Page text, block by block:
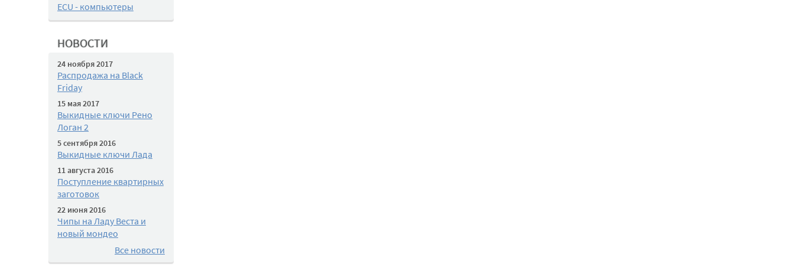
ECU - компьютеры
НОВОСТИ
24 ноября 2017
Распродажа на Black
Friday
15 мая 2017
Выкидные ключи Рено
Логан 2
5 сентября 2016
Выкидные ключи Лада
11 августа 2016
Поступление квартирных
заготовок
22 июня 2016
Чипы на Ладу Веста и
новый мондео
Все новости